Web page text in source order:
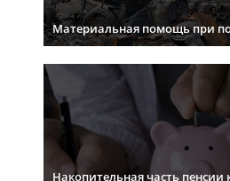
Материальная помощь при
Накопительная часть пенсии